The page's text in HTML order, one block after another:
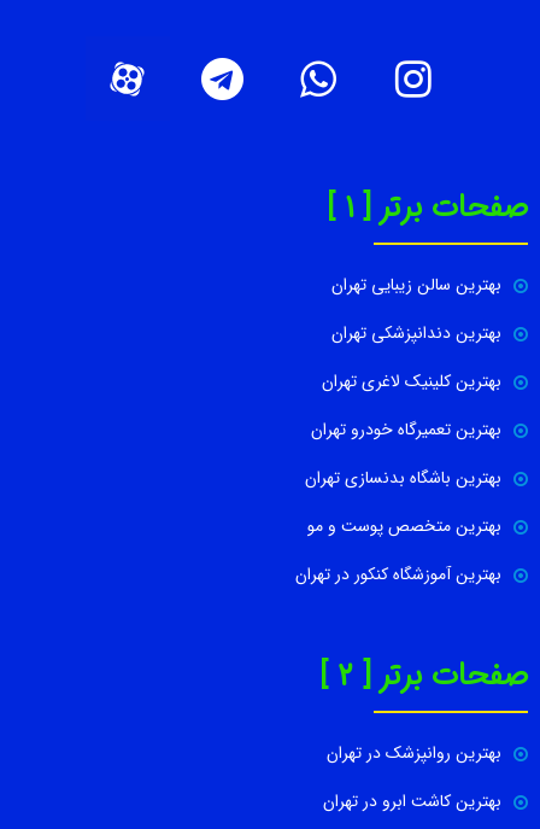
صفحات برتر [ 1 ]
بهترین سالن زیبایی تهران
بهترین دندانپزشکی تهران
بهترین کلینیک لاغری تهران
بهترین تعمیرگاه خودرو تهران
بهترین باشگاه بدنسازی تهران
بهترین متخصص پوست و مو
بهترین آموزشگاه کنکور در تهران
صفحات برتر [ 2 ]
بهترین روانپزشک در تهران
بهترین کاشت ابرو در تهران